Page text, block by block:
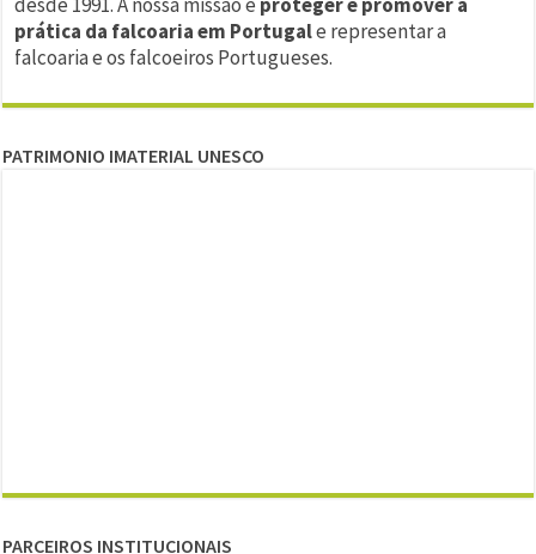
prática da falcoaria em Portugale representar a
falcoaria e os falcoeiros Portugueses.
PATRIMONIO IMATERIAL UNESCO
PARCEIROS INSTITUCIONAIS